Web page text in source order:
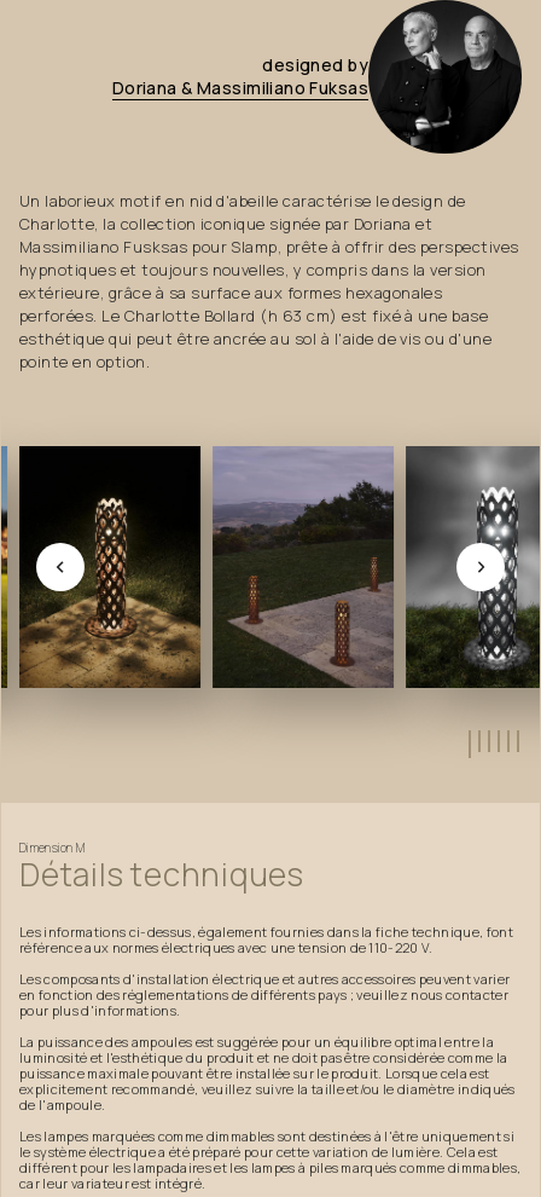
designed by
Doriana & Massimiliano Fuksas
Un laborieux motif en nid d'abeille caractérise le design de
Charlotte, la collection iconique signée par Doriana et
Massimiliano Fusksas pour Slamp, prête à offrir des perspectives
hypnotiques et toujours nouvelles, y compris dans la version
extérieure, grâce à sa surface aux formes hexagonales
perforées. Le Charlotte Bollard (h 63 cm) est fixé à une base
esthétique qui peut être ancrée au sol à l'aide de vis ou d'une
pointe en option.
Dimension M
Détails techniques
Les informations ci-dessus, également fournies dans la fiche technique, font
référence aux normes électriques avec une tension de 110-220 V.
Les composants d'installation électrique et autres accessoires peuvent varier
en fonction des réglementations de différents pays ; veuillez nous contacter
pour plus d'informations.
La puissance des ampoules est suggérée pour un équilibre optimal entre la
luminosité et l'esthétique du produit et ne doit pas être considérée comme la
puissance maximale pouvant être installée sur le produit. Lorsque cela est
explicitement recommandé, veuillez suivre la taille et/ou le diamètre indiqués
de l'ampoule.
Les lampes marquées comme dimmables sont destinées à l'être uniquement si
le système électrique a été préparé pour cette variation de lumière. Cela est
différent pour les lampadaires et les lampes à piles marqués comme dimmables,
car leur variateur est intégré.